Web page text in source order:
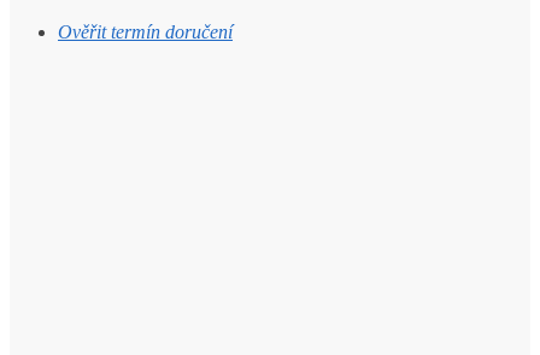
Ověřit termín doručení